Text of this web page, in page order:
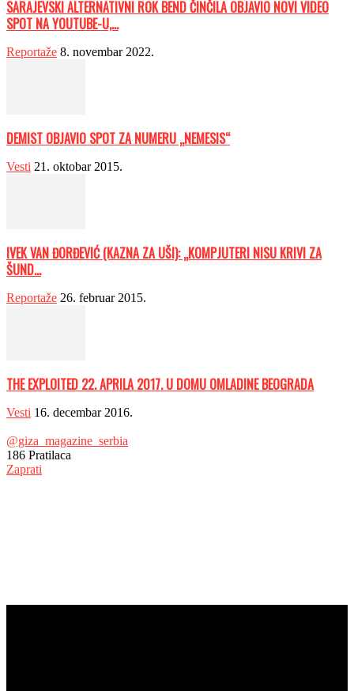
SARAJEVSKI ALTERNATIVNI ROK BEND ČINČILA OBJAVIO NOVI VIDEO
SPOT NA YOUTUBE-U,...
Reportaže 8. novembar 2022.
DEMIST OBJAVIO SPOT ZA NUMERU „NEMESIS“
Vesti 21. oktobar 2015.
IVEK VAN ĐORĐEVIĆ (KAZNA ZA UŠI): „KOMPJUTERI NISU KRIVI ZA
ŠUND...
Reportaže 26. februar 2015.
THE EXPLOITED 22. APRILA 2017. U DOMU OMLADINE BEOGRADA
Vesti 16. decembar 2016.
@giza_magazine_serbia
186 Pratilaca
Zaprati